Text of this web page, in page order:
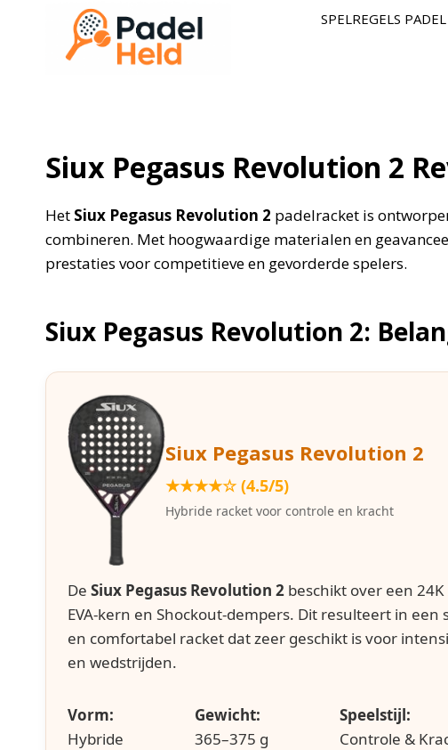
SPELREGELS PADEL
Siux Pegasus Revolution 2
Het Siux Pegasus Revolution 2 padelracket is
combineren. Met hoogwaardige materialen en
prestaties voor competitieve en gevorderde spelers.
Siux Pegasus Revolution 2:
Siux Pegasus Revolution 2
★★★★☆ (4.5/5)
Hybride racket voor controle en kracht
De Siux Pegasus Revolution 2 beschikt over een
EVA-kern en Shockout-dempers. Dit resulteert in een
en comfortabel racket dat zeer geschikt is voor
en wedstrijden.
Vorm:
Hybride
Gewicht:
365–375 g
Speelstijl:
Controle &